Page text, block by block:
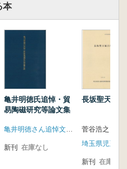
群)一その現在・過去・未
御遺構の展開」
究会)
た「大名系城郭」概念の再
自然史・歴史博物館(城郭
と課題」
庁文化財保護課(兵庫県教
本
亀井明徳氏追悼・貿
易陶磁研究等論文集
新刊 在庫なし
長坂聖天塚
新刊 在庫なし